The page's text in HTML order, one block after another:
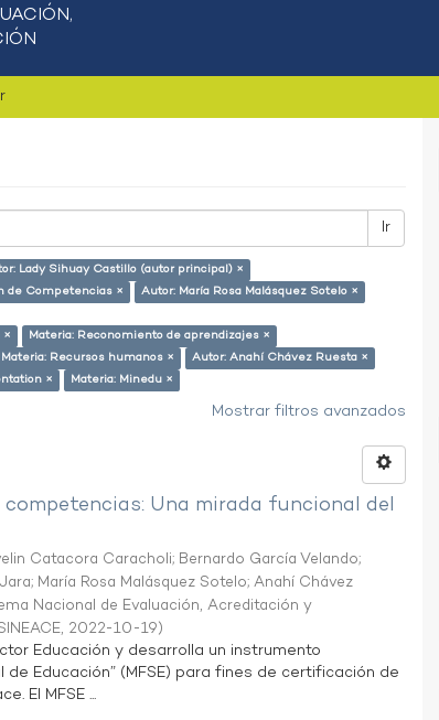
Ir
Lady Sihuay Castillo (autor principal) ×
de Competencias ×
Autor: María Rosa Malásquez Sotelo ×
×
Materia: Reconomiento de aprendizajes ×
Materia: Recursos humanos ×
Autor: Anahí Chávez Ruesta ×
×
Materia: Minedu ×
Mostrar filtros avanzados
Una mirada funcional del
Catacora Caracholi; Bernardo García Velando;
; María Rosa Malásquez Sotelo;Anahí Chávez
Nacional de Evaluación, Acreditación y
, 2022-10-19)
Educación y desarrolla un instrumento
Educación” (MFSE) para fines de certificación de
El MFSE ...